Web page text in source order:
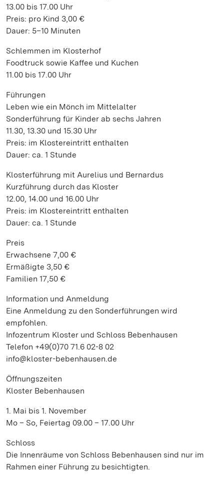
13.00 bis 17.00 Uhr
Preis: pro Kind 3,00 €
Dauer: 5–10 Minuten
Schlemmen im Klosterhof
Foodtruck sowie Kaffee und Kuchen
11.00 bis 17.00 Uhr
Führungen
Leben wie ein Mönch im Mittelalter
Sonderführung für Kinder ab sechs Jahren
11.30, 13.30 und 15.30 Uhr
Preis: im Klostereintritt enthalten
Dauer: ca. 1 Stunde
Klosterführung mit Aurelius und Bernardus
Kurzführung durch das Kloster
12.00, 14.00 und 16.00 Uhr
Preis: im Klostereintritt enthalten
Dauer: ca. 1 Stunde
Preis
Erwachsene 7,00 €
Ermäßigte 3,50 €
Familien 17,50 €
Information und Anmeldung
Eine Anmeldung zu den Sonderführungen wird
empfohlen.
Infozentrum Kloster und Schloss Bebenhausen
Telefon +49(0)70 71.6 02-8 02
info@kloster-bebenhausen.de
Öffnungszeiten
Kloster Bebenhausen
1. Mai bis 1. November
Mo – So, Feiertag 09.00 – 17.00 Uhr
Schloss
Die Innenräume von Schloss Bebenhausen sind nur im
Rahmen einer Führung zu besichtigten.